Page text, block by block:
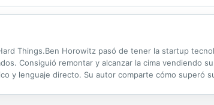
Things.Ben Horowitz pasó de tener la startup
Consiguió remontar y alcanzar la cima vendiendo
y lenguaje directo. Su autor comparte cómo superó